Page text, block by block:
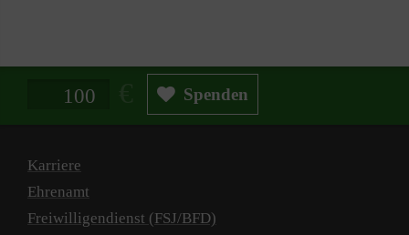
Spendenbetrag in Euro Spenden
Karriere
Ehrenamt
Freiwilligendienst (FSJ/BFD)